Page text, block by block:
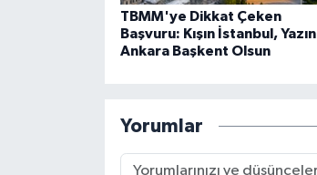
TBMM'ye Dikkat Çeken
Başvuru: Kışın İstanbul, Yazın
Ankara Başkent Olsun
Yorumlar